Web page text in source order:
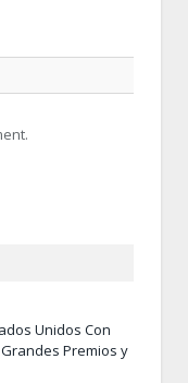
Unidos Con
Premios y